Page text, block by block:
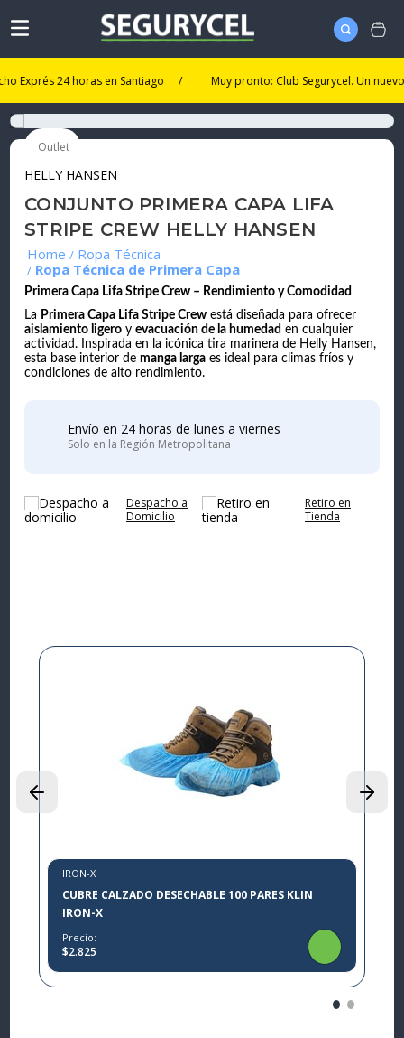
24 horas en Santiago / Muy pronto: Club Segurycel. Un nuevo
Outlet
HELLY HANSEN
CONJUNTO PRIMERA CAPA LIFA
STRIPE CREW HELLY HANSEN
Ropa Técnica
Ropa Técnica de Primera Capa
Primera Capa Lifa Stripe Crew – Rendimiento y Comodidad
La Primera Capa Lifa Stripe Crew está diseñada para ofrecer
aislamiento ligero yevacuación de la humedad en cualquier
actividad. Inspirada en la icónica tira marinera de Helly Hansen,
esta base interior demanga larga es ideal para climas fríos y
condiciones de alto rendimiento.
Envío en 24 horas de lunes a viernes
Solo en la Región Metropolitana
Despacho a
Domicilio
Retiro en
Tienda
IRON-X
CUBRE CALZADO DESECHABLE 100 PARES KLIN
IRON-X
Precio:
$2.825